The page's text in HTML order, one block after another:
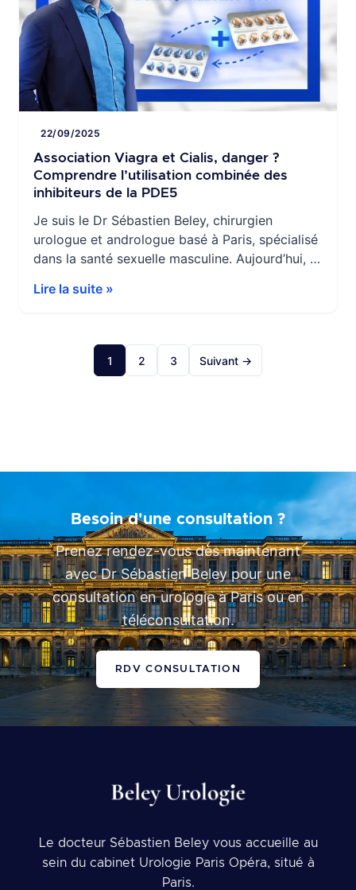
22/09/2025
Association Viagra et Cialis, danger ?
Comprendre l’utilisation combinée des
inhibiteurs de la PDE5
Je suis le Dr Sébastien Beley, chirurgien
urologue et andrologue basé à Paris, spécialisé
dans la santé sexuelle masculine. Aujourd’hui, je
mes patients : peut-on associer le Viagra
particulièrement pertinente pour ceux qui
souffrent de dysfonction érectile […]
Lire la suite »
1 2 3 Suivant →
Besoin d'une consultation ?
Prenez rendez-vous dès maintenant
avec Dr Sébastien Beley pour une
consultation en urologie à Paris ou en
téléconsultation.
RDV CONSULTATION
Le docteur Sébastien Beley vous accueille au
sein du cabinet Urologie Paris Opéra, situé à
Paris.